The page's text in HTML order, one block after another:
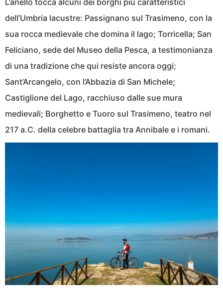
L’anello tocca alcuni dei borghi più caratteristici
dell’Umbria lacustre: Passignano sul Trasimeno, con la
sua rocca medievale che domina il lago; Torricella; San
Feliciano, sede del Museo della Pesca, a testimonianza
di una tradizione che qui resiste ancora oggi;
Sant’Arcangelo, con l’Abbazia di San Michele;
Castiglione del Lago, racchiuso dalle sue mura
medievali; Borghetto e Tuoro sul Trasimeno, teatro nel
217 a.C. della celebre battaglia tra Annibale e i romani.